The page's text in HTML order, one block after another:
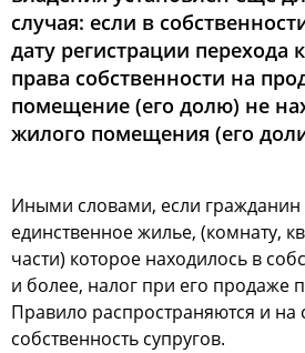
случая: если в
дату регистрации перехода
права собственности на
помещение (его долю) не
жилого помещения (его
Иными словами, если гражданин
единственное жилье, (комнату,
части) которое находилось в
и более, налог при его продаже
Правило распространяются и на
собственность супругов.